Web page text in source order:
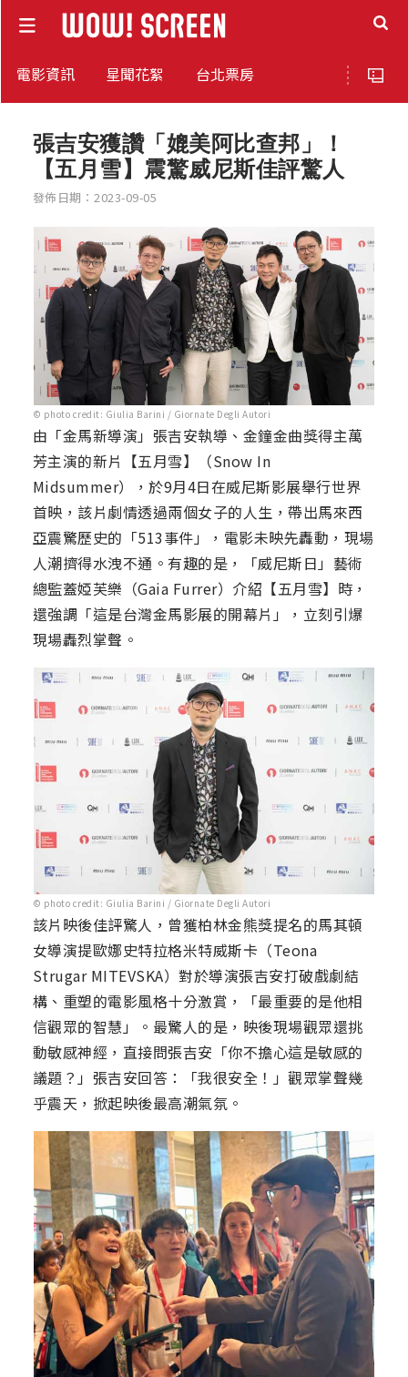
電影資訊 星聞花絮 台北票房
張吉安獲讚「媲美阿比查邦」！
【五月雪】震驚威尼斯佳評驚人
發佈日期：2023-09-05
© photo credit: Giulia Barini / Giornate Degli Autori
由「金馬新導演」張吉安執導、金鐘金曲獎得主萬
芳主演的新片【五月雪】（Snow In
Midsummer），於9月4日在威尼斯影展舉行世界
首映，該片劇情透過兩個女子的人生，帶出馬來西
亞震驚歷史的「513事件」，電影未映先轟動，現場
人潮擠得水洩不通。有趣的是，「威尼斯日」藝術
總監蓋婭芙樂（Gaia Furrer）介紹【五月雪】時，
還強調「這是台灣金馬影展的開幕片」，立刻引爆
現場轟烈掌聲。
© photo credit: Giulia Barini / Giornate Degli Autori
該片映後佳評驚人，曾獲柏林金熊獎提名的馬其頓
女導演提歐娜史特拉格米特威斯卡（Teona
Strugar MITEVSKA）對於導演張吉安打破戲劇結
構、重塑的電影風格十分激賞，「最重要的是他相
信觀眾的智慧」。最驚人的是，映後現場觀眾還挑
動敏感神經，直接問張吉安「你不擔心這是敏感的
議題？」張吉安回答：「我很安全！」觀眾掌聲幾
乎震天，掀起映後最高潮氣氛。